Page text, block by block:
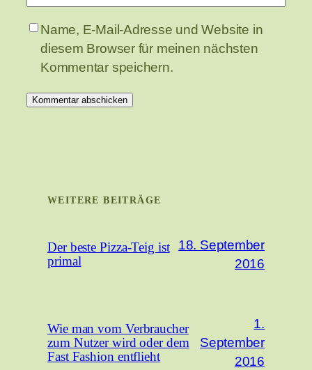
Name, E-Mail-Adresse und Website in
diesem Browser für meinen nächsten
Kommentar speichern.
WEITERE BEITRÄGE
Der beste Pizza-Teig ist
primal
18. September
2016
Wie man vom Verbraucher
zum Nutzer wird oder dem
Fast Fashion entflieht
1.
September
2016